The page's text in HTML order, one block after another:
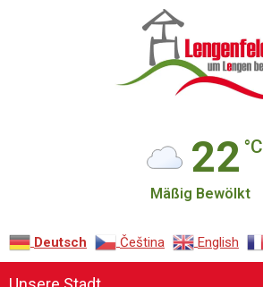
22 °C
Mäßig Bewölkt
Deutsch Čeština‎ English